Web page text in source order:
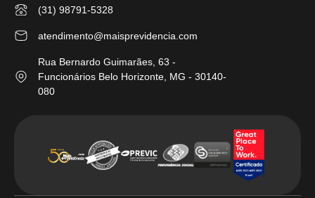
(31) 98791-5328
atendimento@maisprevidencia.com
Rua Bernardo Guimarães, 63 -
Funcionários Belo Horizonte, MG - 30140-
080